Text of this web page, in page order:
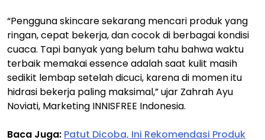
“Pengguna skincare sekarang mencari produk yang
ringan, cepat bekerja, dan cocok di berbagai kondisi
cuaca. Tapi banyak yang belum tahu bahwa waktu
terbaik memakai essence adalah saat kulit masih
sedikit lembap setelah dicuci, karena di momen itu
hidrasi bekerja paling maksimal,” ujar Zahrah Ayu
Noviati, Marketing INNISFREE Indonesia.
Baca Juga: Patut Dicoba, Ini Rekomendasi Produk